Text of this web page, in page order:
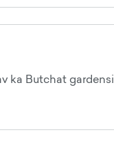
ka Butchat